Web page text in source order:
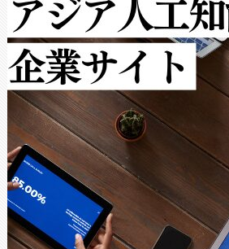
ルの変電所周囲を
作業と点群処理を
Avia 2は、2種類
× 80°のノーマル
ードを切り替えて
ることなく、単一
うにします。遠距